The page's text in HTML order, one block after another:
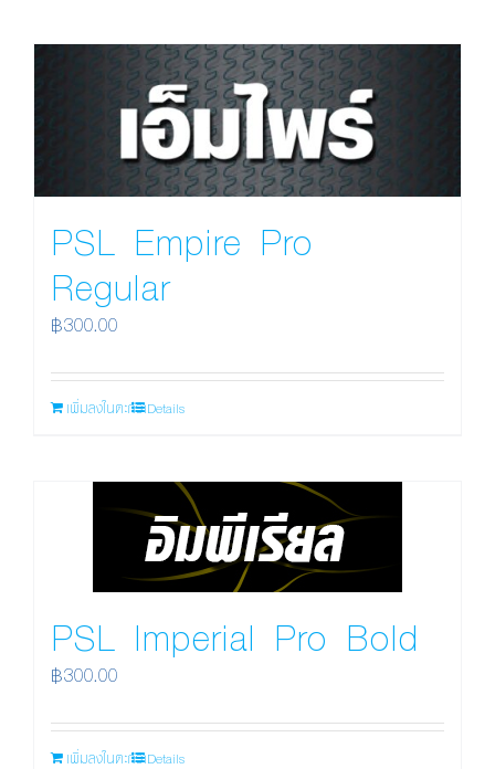
PSL Empire Pro
Regular
฿300.00
เพิ่มลงในตะกร้าDetails
PSL Imperial Pro Bold
฿300.00
เพิ่มลงในตะกร้าDetails